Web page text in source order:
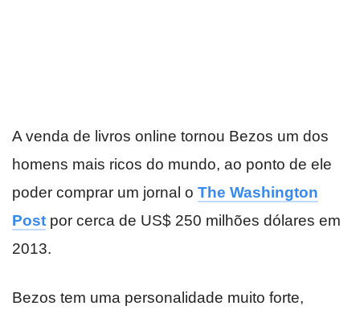
A venda de livros online tornou Bezos um dos
homens mais ricos do mundo, ao ponto de ele
poder comprar um jornal o The Washington
Post por cerca de US$ 250 milhões dólares em
2013.
Bezos tem uma personalidade muito forte,